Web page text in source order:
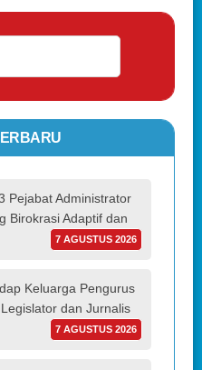
Pejabat Administrator
Birokrasi Adaptif dan
7 AGUSTUS 2026
Keluarga Pengurus
dan Jurnalis
7 AGUSTUS 2026